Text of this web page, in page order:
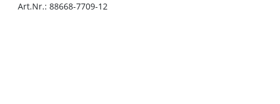
Art.Nr.: 88668-7709-12